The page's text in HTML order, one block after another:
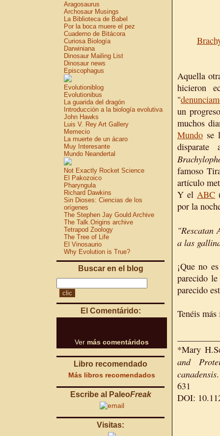
Aragosaurus
Archosaur Musings
La Biblioteca de Babel
Por la boca muere el pez
Cuaderno de Bitácora
Curiosa Biología
Darwiniana
Dinosaur Mailing List
Dinosaur news
Episcophagus
Evolutioniblog
Evolutionibus
La guarida del dragón
Introducción a la biología evolutiva
John Hawks
Luis V. Rey Art Gallery
Memecio
La muerte de un ácaro
Muy Interesante
Mundo Neandertal
Not Exactly Rocket Science
El Pakozoico
Pharyngula
Richard Dawkins
Sin Dioses: Ciencias de los
orígenes
The Stephen Jay Gould Archive
The Talk.Origins archive
Tetrapod Zoology
The Tree of Life
El Vinosaurio
Why Evolution is True?
Buscar en el blog
El Comentárido:
Ver más comentáridos
Libro recomendado
Más libros recomendados
Escribe al PaleoFreak
Visitas:
Aquella
hicieron
"
un
muchos
Mundo se
famoso
artículo
Y elABC
por la
"Rescatan
a las
¡Que no
parecido
parecido
Tenéis
*Mary
and
canadensis
631
DOI: